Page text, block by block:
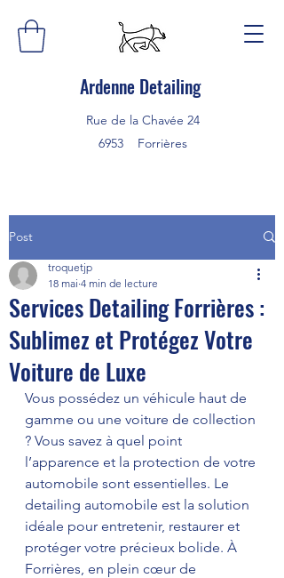
Ardenne Detailing
Rue de la Chavée 24
6953 Forrières
Post
Services Detailing Forrières :
Sublimez et Protégez Votre
Voiture de Luxe
troquetjp
18 mai 4 min de lecture
Vous possédez un véhicule haut de
gamme ou une voiture de collection
? Vous savez à quel point
l’apparence et la protection de votre
automobile sont essentielles. Le
detailing automobile est la solution
idéale pour entretenir, restaurer et
protéger votre précieux bolide. À
Forrières, en plein cœur de